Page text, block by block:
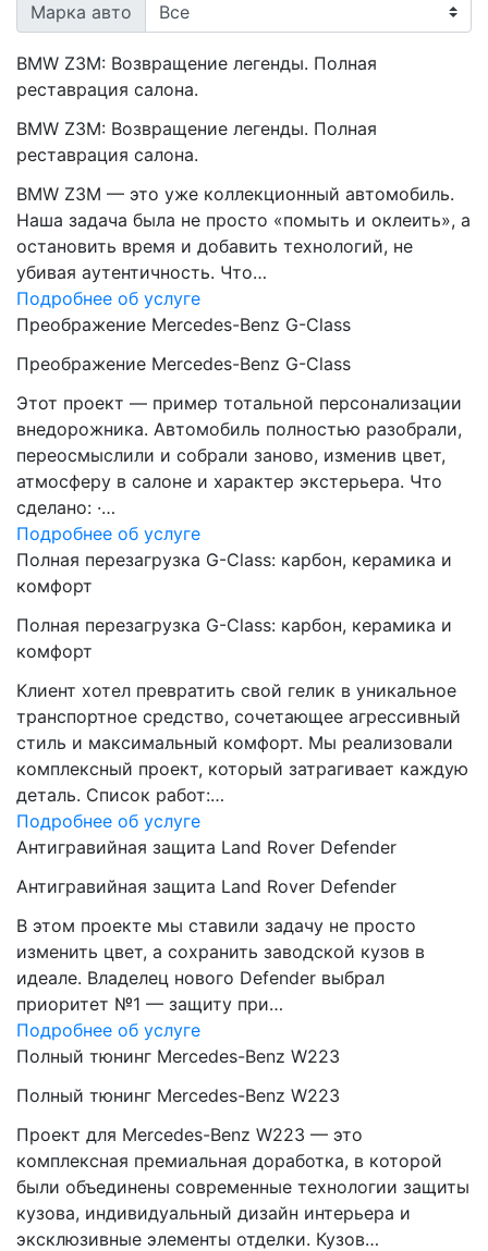
Марка авто
BMW Z3M: Возвращение легенды. Полная
реставрация салона.
BMW Z3M: Возвращение легенды. Полная
реставрация салона.
BMW Z3M — это уже коллекционный автомобиль.
Наша задача была не просто «помыть и оклеить», а
остановить время и добавить технологий, не
убивая аутентичность. Что…
Подробнее об услуге
Преображение Mercedes-Benz G-Class
Преображение Mercedes-Benz G-Class
Этот проект — пример тотальной персонализации
внедорожника. Автомобиль полностью разобрали,
переосмыслили и собрали заново, изменив цвет,
атмосферу в салоне и характер экстерьера. Что
сделано: ·…
Подробнее об услуге
Полная перезагрузка G-Class: карбон, керамика и
комфорт
Полная перезагрузка G-Class: карбон, керамика и
комфорт
Клиент хотел превратить свой гелик в уникальное
транспортное средство, сочетающее агрессивный
стиль и максимальный комфорт. Мы реализовали
комплексный проект, который затрагивает каждую
деталь. Список работ:…
Подробнее об услуге
Антигравийная защита Land Rover Defender
Антигравийная защита Land Rover Defender
В этом проекте мы ставили задачу не просто
изменить цвет, а сохранить заводской кузов в
идеале. Владелец нового Defender выбрал
приоритет №1 — защиту при…
Подробнее об услуге
Полный тюнинг Mercedes-Benz W223
Полный тюнинг Mercedes-Benz W223
Проект для Mercedes-Benz W223 — это
комплексная премиальная доработка, в которой
были объединены современные технологии защиты
кузова, индивидуальный дизайн интерьера и
эксклюзивные элементы отделки. Кузов…